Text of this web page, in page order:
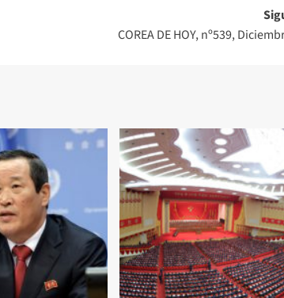
COREA DE HOY, nº539,